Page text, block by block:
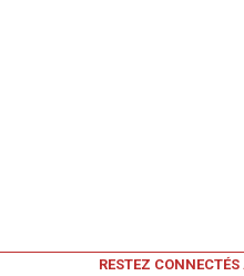
RESTEZ